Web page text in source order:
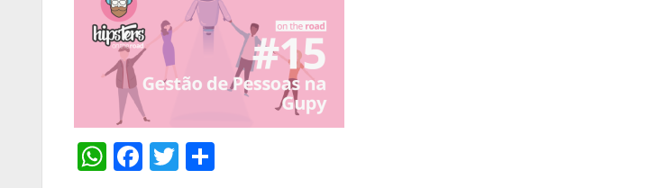
WhatsApp
Facebook
Twitter